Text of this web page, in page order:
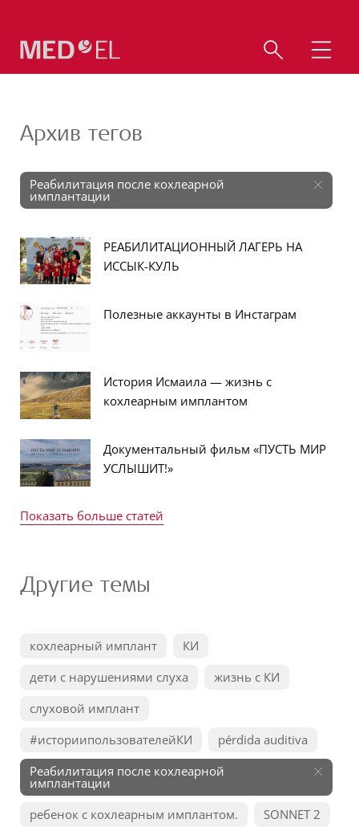
Архив тегов
Реабилитация после кохлеарной
имплантации
РЕАБИЛИТАЦИОННЫЙ ЛАГЕРЬ НА
ИССЫК-КУЛЬ
Полезные аккаунты в Инстаграм
История Исмаила — жизнь с
кохлеарным имплантом
Документальный фильм «ПУСТЬ МИР
УСЛЫШИТ!»
Показать больше статей
Другие темы
кохлеарный имплант
КИ
дети с нарушениями слуха
жизнь с КИ
слуховой имплант
#историипользователейКИ
pérdida auditiva
Реабилитация после кохлеарной
имплантации
ребенок с кохлеарным имплантом.
SONNET 2